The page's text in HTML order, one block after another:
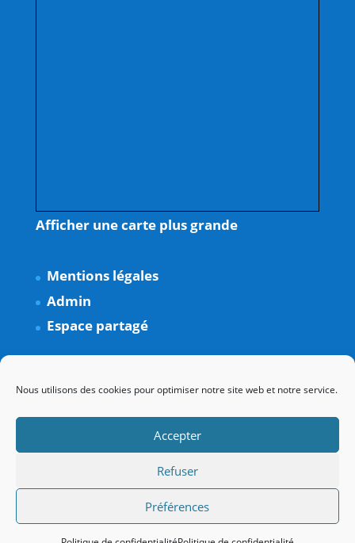
Nous utilisons des cookies pour optimiser notre site web et notre service.
Accepter
Refuser
Préférences
Afficher une carte plus grande
Mentions légales
Admin
Espace partagé